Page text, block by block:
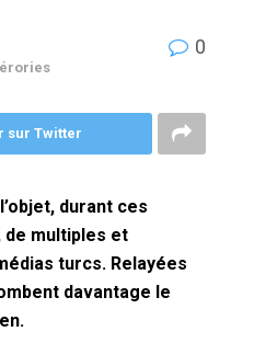
0
sur Twitter
durant ces
multiples et
turcs. Relayées
davantage le